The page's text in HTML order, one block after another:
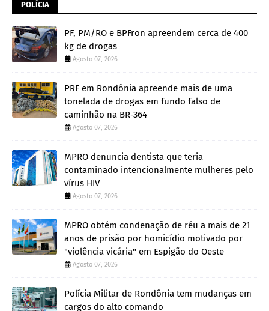
POLÍCIA
PF, PM/RO e BPFron apreendem cerca de 400
kg de drogas
Agosto 07, 2026
PRF em Rondônia apreende mais de uma
tonelada de drogas em fundo falso de
caminhão na BR-364
Agosto 07, 2026
MPRO denuncia dentista que teria
contaminado intencionalmente mulheres pelo
vírus HIV
Agosto 07, 2026
MPRO obtém condenação de réu a mais de 21
anos de prisão por homicídio motivado por
"violência vicária" em Espigão do Oeste
Agosto 07, 2026
Polícia Militar de Rondônia tem mudanças em
cargos do alto comando